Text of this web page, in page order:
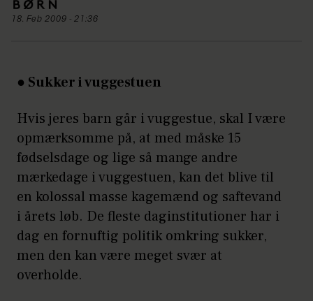
18. Feb 2009 - 21:36
● Sukker i vuggestuen
Hvis jeres barn går i vuggestue, skal I være
opmærksomme på, at med måske 15
fødselsdage og lige så mange andre
mærkedage i vuggestuen, kan det blive til
en kolossal masse kagemænd og saftevand
i årets løb. De fleste daginstitutioner har i
dag en fornuftig politik omkring sukker,
men den kan være meget svær at
overholde.